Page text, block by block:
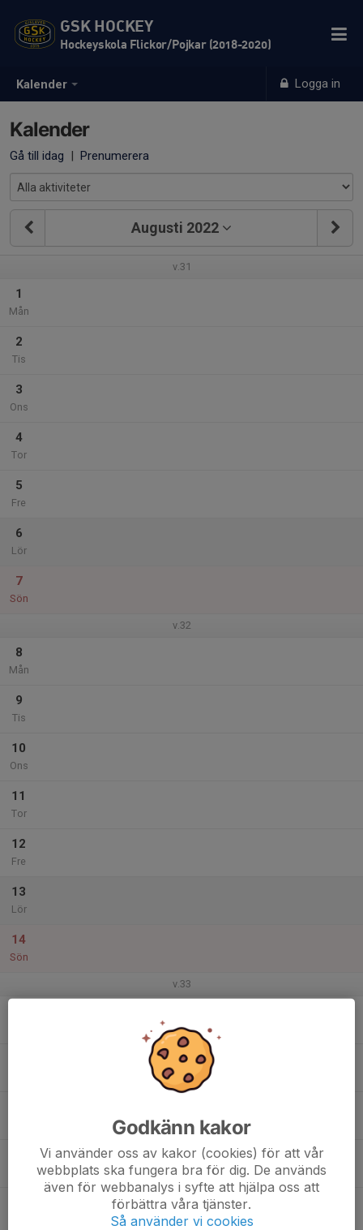
Kalender Logga in
GSK HOCKEY
Hockeyskola Flickor/Pojkar (2018-2020)
Kalender
Gå till idag | Prenumerera
Augusti 2022
v.31
1
Mån
2
Tis
3
Ons
4
Tor
5
Fre
6
Lör
7
Sön
v.32
8
Mån
9
Tis
10
Ons
11
Tor
12
Fre
13
Lör
14
Sön
v.33
Godkänn kakor
Vi använder oss av kakor (cookies) för att vår
webbplats ska fungera bra för dig. De används
även för webbanalys i syfte att hjälpa oss att
förbättra våra tjänster.
Så använder vi cookies